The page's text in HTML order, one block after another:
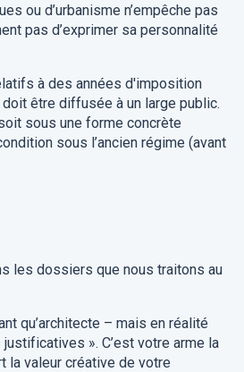
ou d’urbanisme n’empêche pas
pas d’exprimer sa personnalité
à des années d'imposition
être diffusée à un large public.
sous une forme concrète
sous l’ancien régime (avant
les dossiers que nous traitons au
qu’architecte – mais en réalité
». C’est votre arme la
la valeur créative de votre